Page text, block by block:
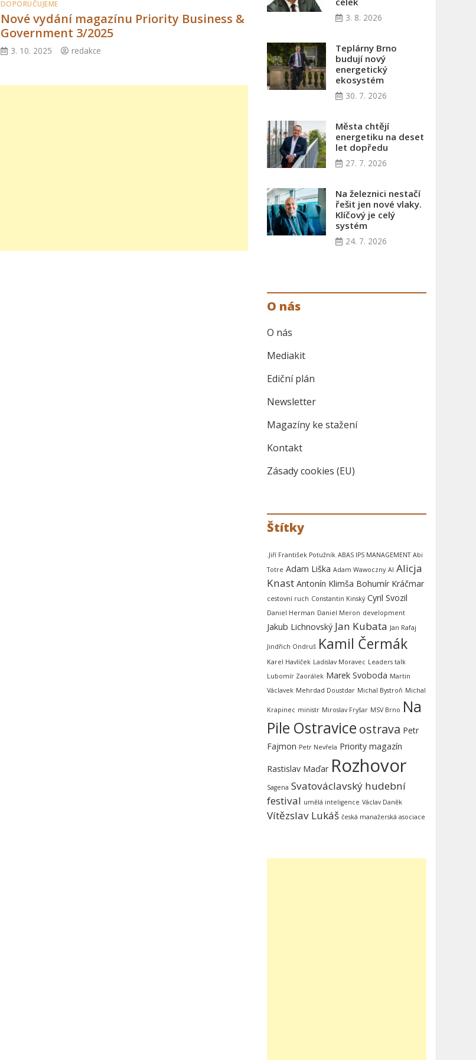
DOPORUČUJEME
Nové vydání magazínu Priority Business &
Government 3/2025
3. 10. 2025 redakce
3. 8. 2026
Teplárny Brno
budují nový
energetický
ekosystém
30. 7. 2026
Města chtějí
energetiku na deset
let dopředu
27. 7. 2026
Na železnici nestačí
řešit jen nové vlaky.
Klíčový je celý
systém
24. 7. 2026
O nás
O nás
Mediakit
Ediční plán
Newsletter
Magazíny ke stažení
Kontakt
Zásady cookies (EU)
Štítky
.Jiří František Potužník ABAS IPS MANAGEMENT Abi
Totre Adam Liška Adam Wawoczny AI Alicja
Knast Antonín Klimša Bohumír Kráčmar
cestovní ruch Constantin Kinský Cyril Svozil
Daniel Herman Daniel Meron development
Jakub Lichnovský Jan Kubata Jan Rafaj
Jindřich Ondruš Kamil Čermák
Karel Havlíček Ladislav Moravec Leaders talk
Lubomír Zaorálek Marek Svoboda Martin
Václavek Mehrdad Doustdar Michal Bystroň Michal
Krapinec ministr Miroslav Fryšar MSV Brno Na
Pile Ostravice ostrava Petr
Fajmon Petr Nevřela Priority magazín
Rastislav Maďar Rozhovor
Sagena Svatováclavský hudební
festival umělá inteligence Václav Daněk
Vítězslav Lukáš česká manažerská asociace